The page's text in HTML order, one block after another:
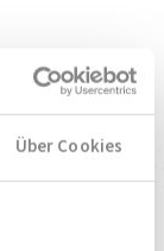
Über Cookies